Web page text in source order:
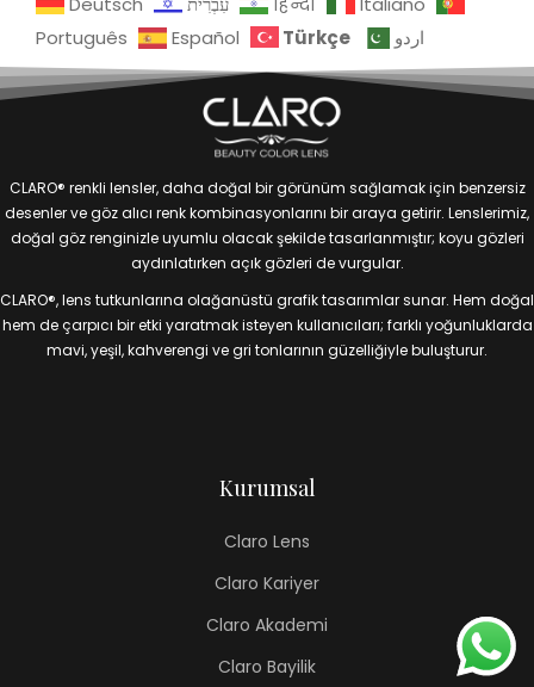
Português
Español Türkçe اردو
CLARO® renkli lensler, daha doğal bir görünüm sağlamak için benzersiz
desenler ve göz alıcı renk kombinasyonlarını bir araya getirir. Lenslerimiz,
doğal göz renginizle uyumlu olacak şekilde tasarlanmıştır; koyu gözleri
aydınlatırken açık gözleri de vurgular.
CLARO®, lens tutkunlarına olağanüstü grafik tasarımlar sunar. Hem doğal
hem de çarpıcı bir etki yaratmak isteyen kullanıcıları; farklı yoğunluklarda
mavi, yeşil, kahverengi ve gri tonlarının güzelliğiyle buluşturur.
Kurumsal
Claro Lens
Claro Kariyer
Claro Akademi
Claro Bayilik